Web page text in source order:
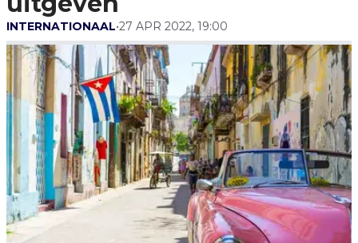
INTERNATIONAAL•27 APR 2022, 19:00